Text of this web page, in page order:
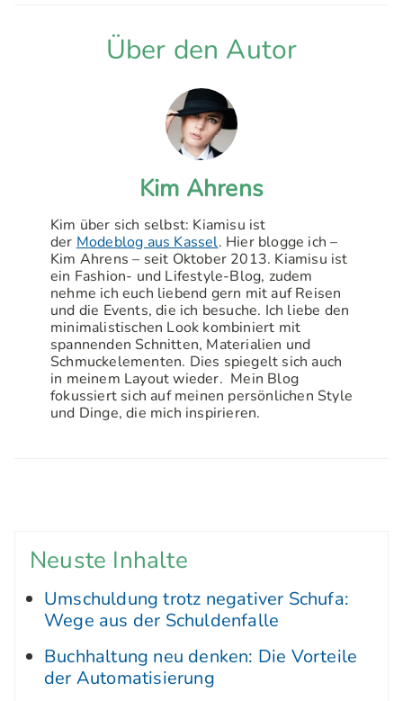
Über den Autor
Kim Ahrens
Kim über sich selbst: Kiamisu ist
der Modeblog aus Kassel. Hier blogge ich –
Kim Ahrens – seit Oktober 2013. Kiamisu ist
ein Fashion- und Lifestyle-Blog, zudem
nehme ich euch liebend gern mit auf Reisen
und die Events, die ich besuche. Ich liebe den
minimalistischen Look kombiniert mit
spannenden Schnitten, Materialien und
Schmuckelementen. Dies spiegelt sich auch
in meinem Layout wieder. Mein Blog
fokussiert sich auf meinen persönlichen Style
und Dinge, die mich inspirieren.
Neuste Inhalte
Umschuldung trotz negativer Schufa:
Wege aus der Schuldenfalle
Buchhaltung neu denken: Die Vorteile
der Automatisierung